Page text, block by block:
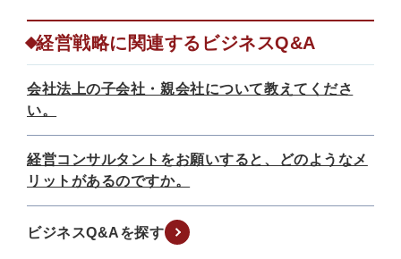
経営戦略に関連するビジネスQ&A
会社法上の子会社・親会社について教えてくださ
い。
経営コンサルタントをお願いすると、どのようなメ
リットがあるのですか。
ビジネスQ&Aを探す